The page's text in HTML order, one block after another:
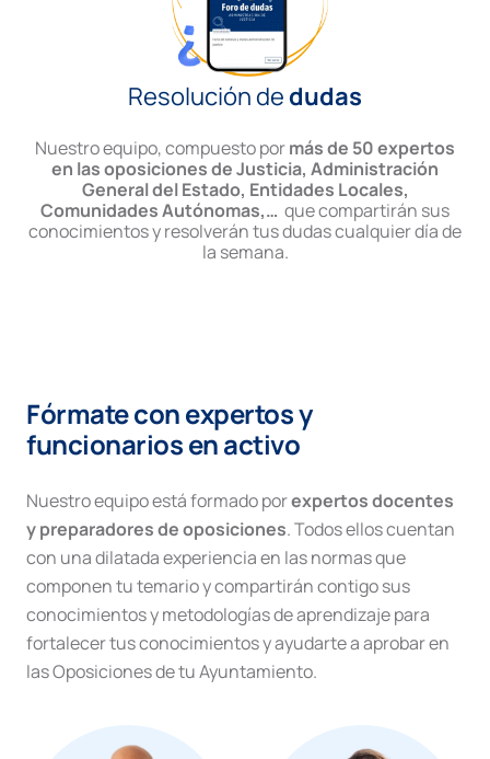
Resolución de dudas
Nuestro equipo, compuesto pormás de 50 expertos
en las oposiciones de Justicia, Administración
General del Estado, Entidades Locales,
Comunidades Autónomas,… que compartirán sus
conocimientos y resolverán tus dudas cualquier día de
la semana.
Fórmate con expertos y
funcionarios en activo
Nuestro equipo está formado porexpertos docentes
y preparadores de oposiciones. Todos ellos cuentan
con una dilatada experiencia en las normas que
componen tu temario y compartirán contigo sus
conocimientos y metodologías de aprendizaje para
fortalecer tus conocimientos y ayudarte a aprobar en
las Oposiciones de tu Ayuntamiento.